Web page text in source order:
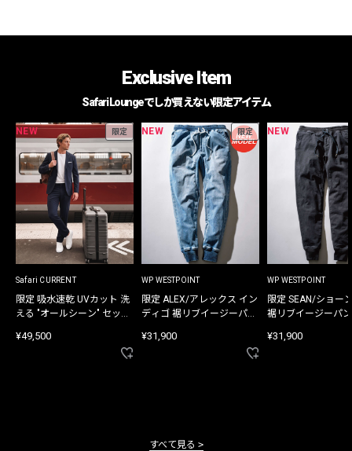
Exclusive Item
Safari Loungeでしか買えない限定アイテム
NEW 限定
Safari CURRENT
限定 吸水速乾 UVカット 洗
える "オールシーン" セット
¥49,500
NEW 限定
WP WESTPOINT
限定 ALEX/アレックス イン
ディゴ 裾リブイージーパン
¥31,900
NEW
WP WESTPOINT
限定 SEAN/ショー
裾リブイージーパ
¥31,900
すべて見る